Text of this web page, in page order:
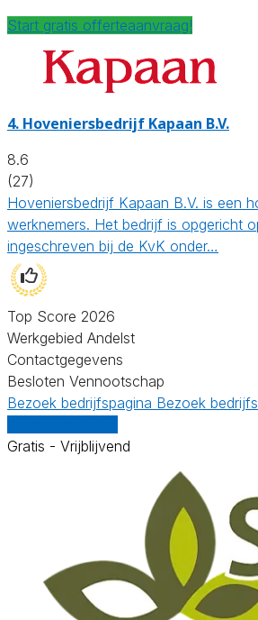
Start gratis offerteaanvraag!
4. Hoveniersbedrijf Kapaan B.V.
8.6
(27)
Hoveniersbedrijf Kapaan B.V. is een
werknemers. Het bedrijf is opgericht
ingeschreven bij de KvK onder…
Top Score 2026
Werkgebied Andelst
Contactgegevens
Besloten Vennootschap
Bezoek bedrijfspagina Bezoek
Gratis - Vrijblijvend